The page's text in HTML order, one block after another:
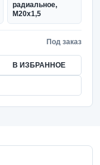
радиальное,
M20x1,5
Под заказ
В ИЗБРАННОЕ